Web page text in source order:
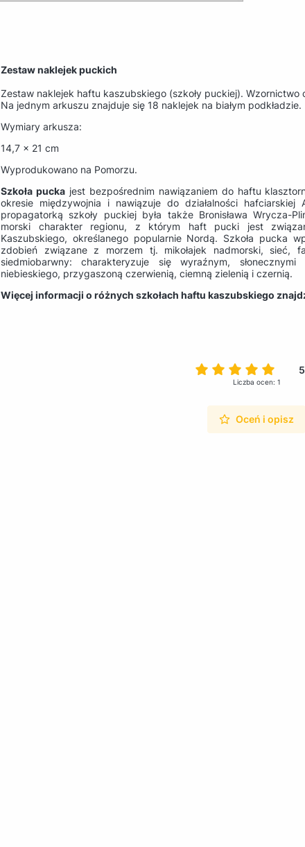
Zestaw naklejek puckich
Zestaw naklejek haftu kaszubskiego (szkoły puckiej).
Na jednym arkuszu znajduje się 18 naklejek na białym podkładzie.
Wymiary arkusza:
14,7 x 21 cm
Wyprodukowano na Pomorzu.
Szkoła puckajest bezpośrednim nawiązaniem do haftu
okresie międzywojnia i nawiązuje do działalności
propagatorką szkoły puckiej była także Bronisława Wrycza-
morski charakter regionu, z którym haft pucki jest
Kaszubskiego, określanego popularnie Nordą. Szkoła pucka
zdobień związane z morzem tj. mikołajek nadmorski, sieć,
siedmiobarwny: charakteryzuje się wyraźnym,
niebieskiego, przygaszoną czerwienią, ciemną zielenią i czernią.
Więcej informacji o różnych szkołach haftu kaszubskiego
Liczba ocen: 1
Oceń i opisz